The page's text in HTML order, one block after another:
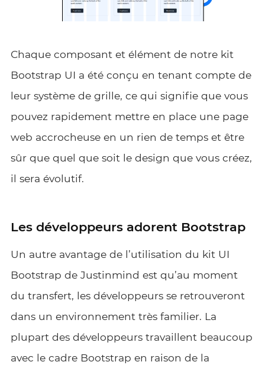
Chaque composant et élément de notre kit
Bootstrap UI a été conçu en tenant compte de
leur système de grille, ce qui signifie que vous
pouvez rapidement mettre en place une page
web accrocheuse en un rien de temps et être
sûr que quel que soit le design que vous créez,
il sera évolutif.
Les développeurs adorent Bootstrap
Un autre avantage de l’utilisation du kit UI
Bootstrap de Justinmind est qu’au moment
du transfert, les développeurs se retrouveront
dans un environnement très familier. La
plupart des développeurs travaillent beaucoup
avec le cadre Bootstrap en raison de la